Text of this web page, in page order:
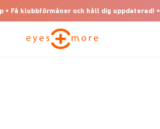
Få klubbförmåner och håll dig uppdaterad! •